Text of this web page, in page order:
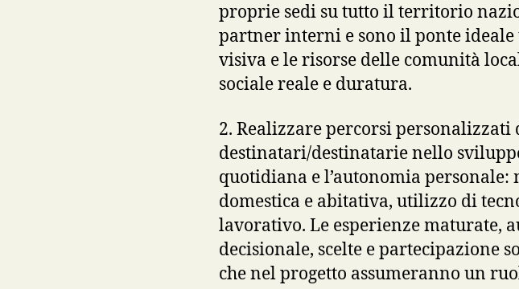
proprie sedi su tutto il territorio
partner interni e sono il ponte
visiva e le risorse delle comunità
sociale reale e duratura.
2. Realizzare percorsi personalizzati
destinatari/destinatarie nello
quotidiana e l’autonomia
domestica e abitativa, utilizzo di
lavorativo. Le esperienze maturate,
decisionale, scelte e partecipazione
che nel progetto assumeranno un